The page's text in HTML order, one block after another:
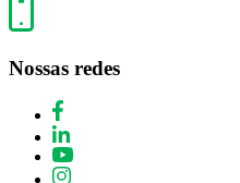
Nossas redes